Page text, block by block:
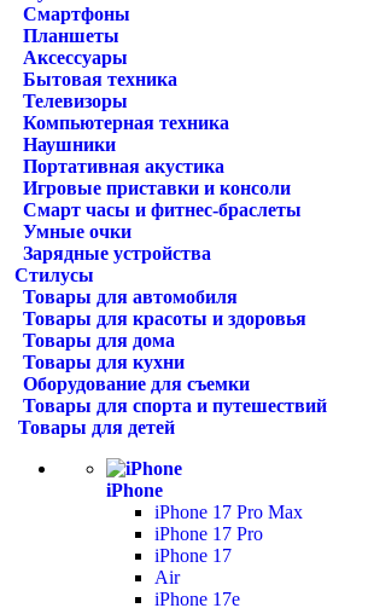
Смартфоны
Планшеты
Аксессуары
Бытовая техника
Телевизоры
Компьютерная техника
Наушники
Портативная акустика
Игровые приставки и консоли
Смарт часы и фитнес-браслеты
Умные очки
Зарядные устройства
Стилусы
Товары для автомобиля
Товары для красоты и здоровья
Товары для дома
Товары для кухни
Оборудование для съемки
Товары для спорта и путешествий
Товары для детей
iPhone
iPhone 17 Pro Max
iPhone 17 Pro
iPhone 17
Air
iPhone 17e